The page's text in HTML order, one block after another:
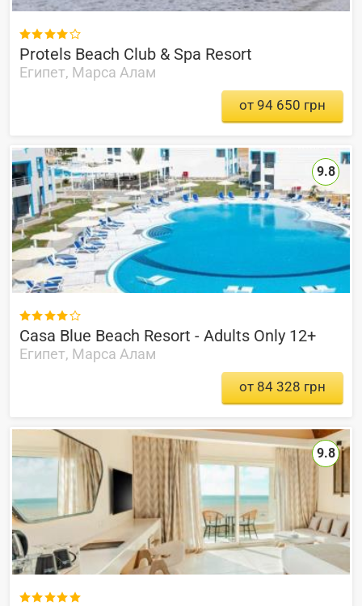

Protels Beach Club & Spa Resort
Египет, Марса Алам
от 94 650 грн

Casa Blue Beach Resort - Adults Only 12+
Египет, Марса Алам
9.8
от 84 328 грн

9.8